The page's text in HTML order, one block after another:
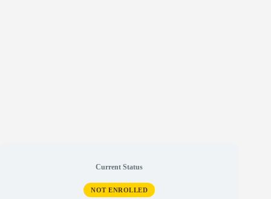
Current Status
NOT ENROLLED